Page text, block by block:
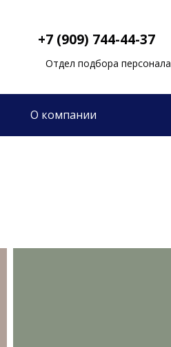
+7 (909) 744-44-37
Отдел подбора персонала
О компании